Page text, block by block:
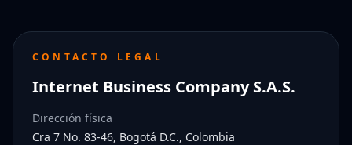
CONTACTO LEGAL
Internet Business Company S.A.S.
Dirección física
Cra 7 No. 83-46, Bogotá D.C., Colombia